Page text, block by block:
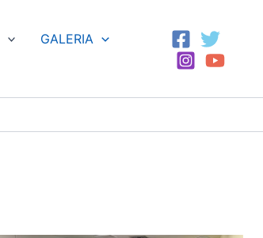
GALERIA